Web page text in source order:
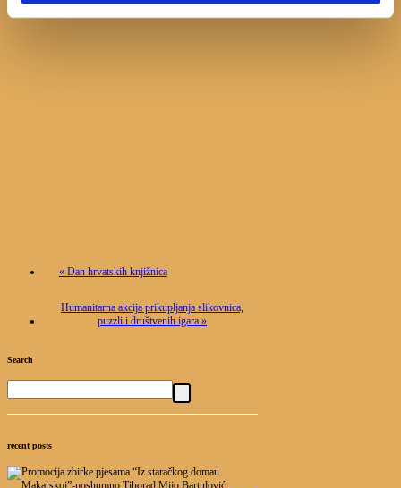
«Dan hrvatskih knjižnica
Humanitarna akcija prikupljanja slikovnica,
puzzli i društvenih igara »
Search
recent posts